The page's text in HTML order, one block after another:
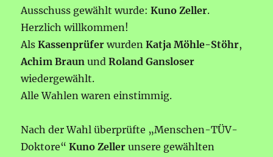
Ausschuss gewählt wurde:Kuno Zeller.
Herzlich willkommen!
AlsKassenprüferwurdenKatja Möhle-Stöhr,
Achim Braun undRoland Gansloser
wiedergewählt.
Alle Wahlen waren einstimmig.
Nach der Wahl überprüfte „Menschen-TÜV-
Doktore“Kuno Zeller unsere gewählten